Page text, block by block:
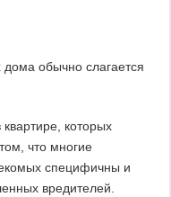
обычно слагается
которых
что многие
специфичны и
вредителей.